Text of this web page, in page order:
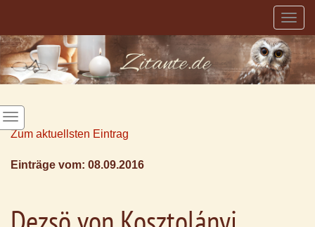
Zum aktuellsten Eintrag
Einträge vom: 08.09.2016